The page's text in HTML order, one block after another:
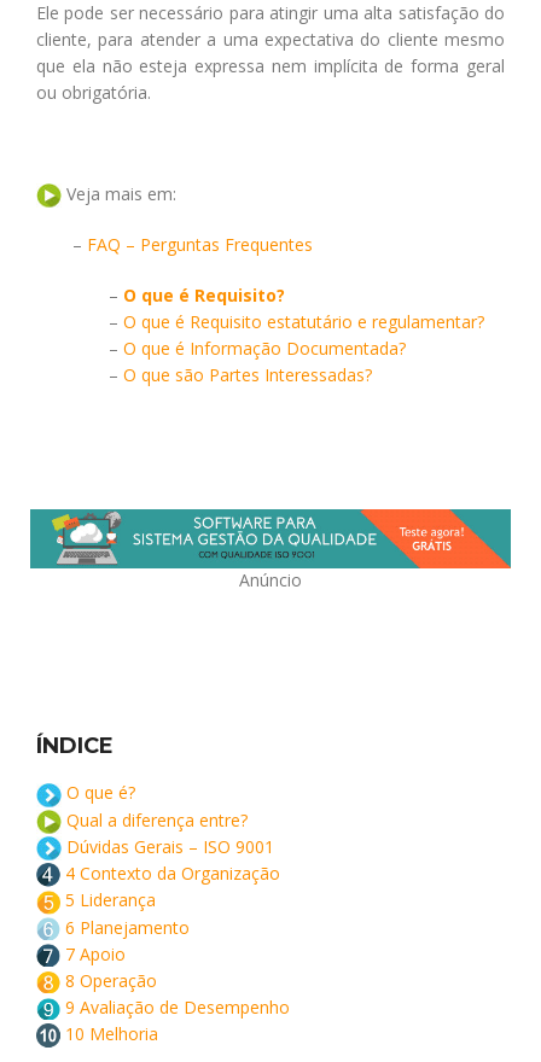
Ele pode ser necessário para atingir uma alta satisfação do
cliente, para atender a uma expectativa do cliente mesmo
que ela não esteja expressa nem implícita de forma geral
ou obrigatória.
Veja mais em:
– FAQ – Perguntas Frequentes
– O que é Requisito?
– O que é Requisito estatutário e regulamentar?
– O que é Informação Documentada?
– O que são Partes Interessadas?
Anúncio
ÍNDICE
O que é?
Qual a diferença entre?
Dúvidas Gerais – ISO 9001
4 Contexto da Organização
5 Liderança
6 Planejamento
7 Apoio
8 Operação
9 Avaliação de Desempenho
10 Melhoria